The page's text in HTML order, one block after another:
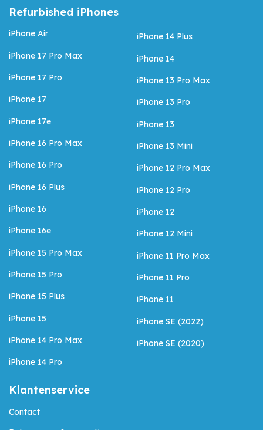
Refurbished iPhones
iPhone Air
iPhone 17 Pro Max
iPhone 17 Pro
iPhone 17
iPhone 17e
iPhone 16 Pro Max
iPhone 16 Pro
iPhone 16 Plus
iPhone 16
iPhone 16e
iPhone 15 Pro Max
iPhone 15 Pro
iPhone 15 Plus
iPhone 15
iPhone 14 Pro Max
iPhone 14 Pro
iPhone 14 Plus
iPhone 14
iPhone 13 Pro Max
iPhone 13 Pro
iPhone 13
iPhone 13 Mini
iPhone 12 Pro Max
iPhone 12 Pro
iPhone 12
iPhone 12 Mini
iPhone 11 Pro Max
iPhone 11 Pro
iPhone 11
iPhone SE (2022)
iPhone SE (2020)
Klantenservice
Contact